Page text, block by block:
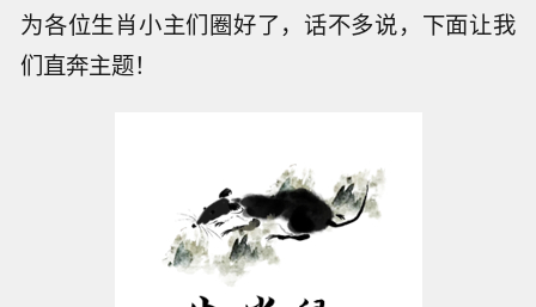
为各位生肖小主们圈好了，话不多说，下面让我
们直奔主题！